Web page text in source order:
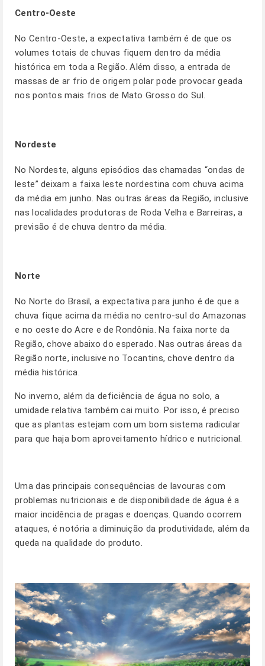
Centro-Oeste
No Centro-Oeste, a expectativa também é de que os
volumes totais de chuvas fiquem dentro da média
histórica em toda a Região. Além disso, a entrada de
massas de ar frio de origem polar pode provocar geada
nos pontos mais frios de Mato Grosso do Sul.
Nordeste
No Nordeste, alguns episódios das chamadas “ondas de
leste” deixam a faixa leste nordestina com chuva acima
da média em junho. Nas outras áreas da Região, inclusive
nas localidades produtoras de Roda Velha e Barreiras, a
previsão é de chuva dentro da média.
Norte
No Norte do Brasil, a expectativa para junho é de que a
chuva fique acima da média no centro-sul do Amazonas
e no oeste do Acre e de Rondônia. Na faixa norte da
Região, chove abaixo do esperado. Nas outras áreas da
Região norte, inclusive no Tocantins, chove dentro da
média histórica.
No inverno, além da deficiência de água no solo, a
umidade relativa também cai muito. Por isso, é preciso
que as plantas estejam com um bom sistema radicular
para que haja bom aproveitamento hídrico e nutricional.
Uma das principais consequências de lavouras com
problemas nutricionais e de disponibilidade de água é a
maior incidência de pragas e doenças. Quando ocorrem
ataques, é notória a diminuição da produtividade, além da
queda na qualidade do produto.